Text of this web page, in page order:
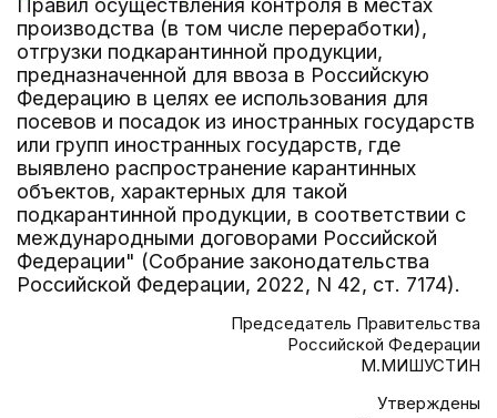
Правил осуществления контроля в местах
производства (в том числе переработки),
отгрузки подкарантинной продукции,
предназначенной для ввоза в Российскую
Федерацию в целях ее использования для
посевов и посадок из иностранных государств
или групп иностранных государств, где
выявлено распространение карантинных
объектов, характерных для такой
подкарантинной продукции, в соответствии с
международными договорами Российской
Федерации" (Собрание законодательства
Российской Федерации, 2022, N 42, ст. 7174).
Председатель Правительства
Российской Федерации
М.МИШУСТИН
Утверждены